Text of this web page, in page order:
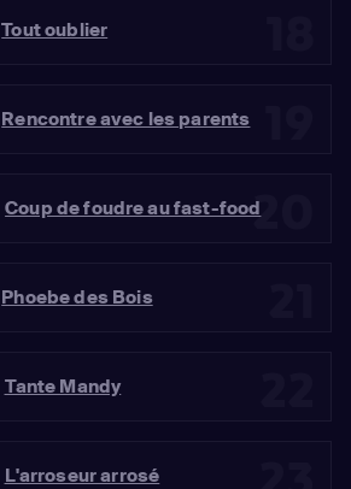
Tout oublier
Rencontre avec les parents
20
Coup de foudre au fast-food
Phoebe des Bois
Tante Mandy
L'arroseur arrosé